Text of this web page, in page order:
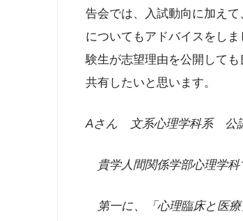
告会では、入試動向に加え
についてもアドバイスをし
験生が志望理由を公開して
共有したいと思います。
Aさん 文系心理学科系 公
貴学人間関係学部心理学科
第一に、「心理臨床と医療